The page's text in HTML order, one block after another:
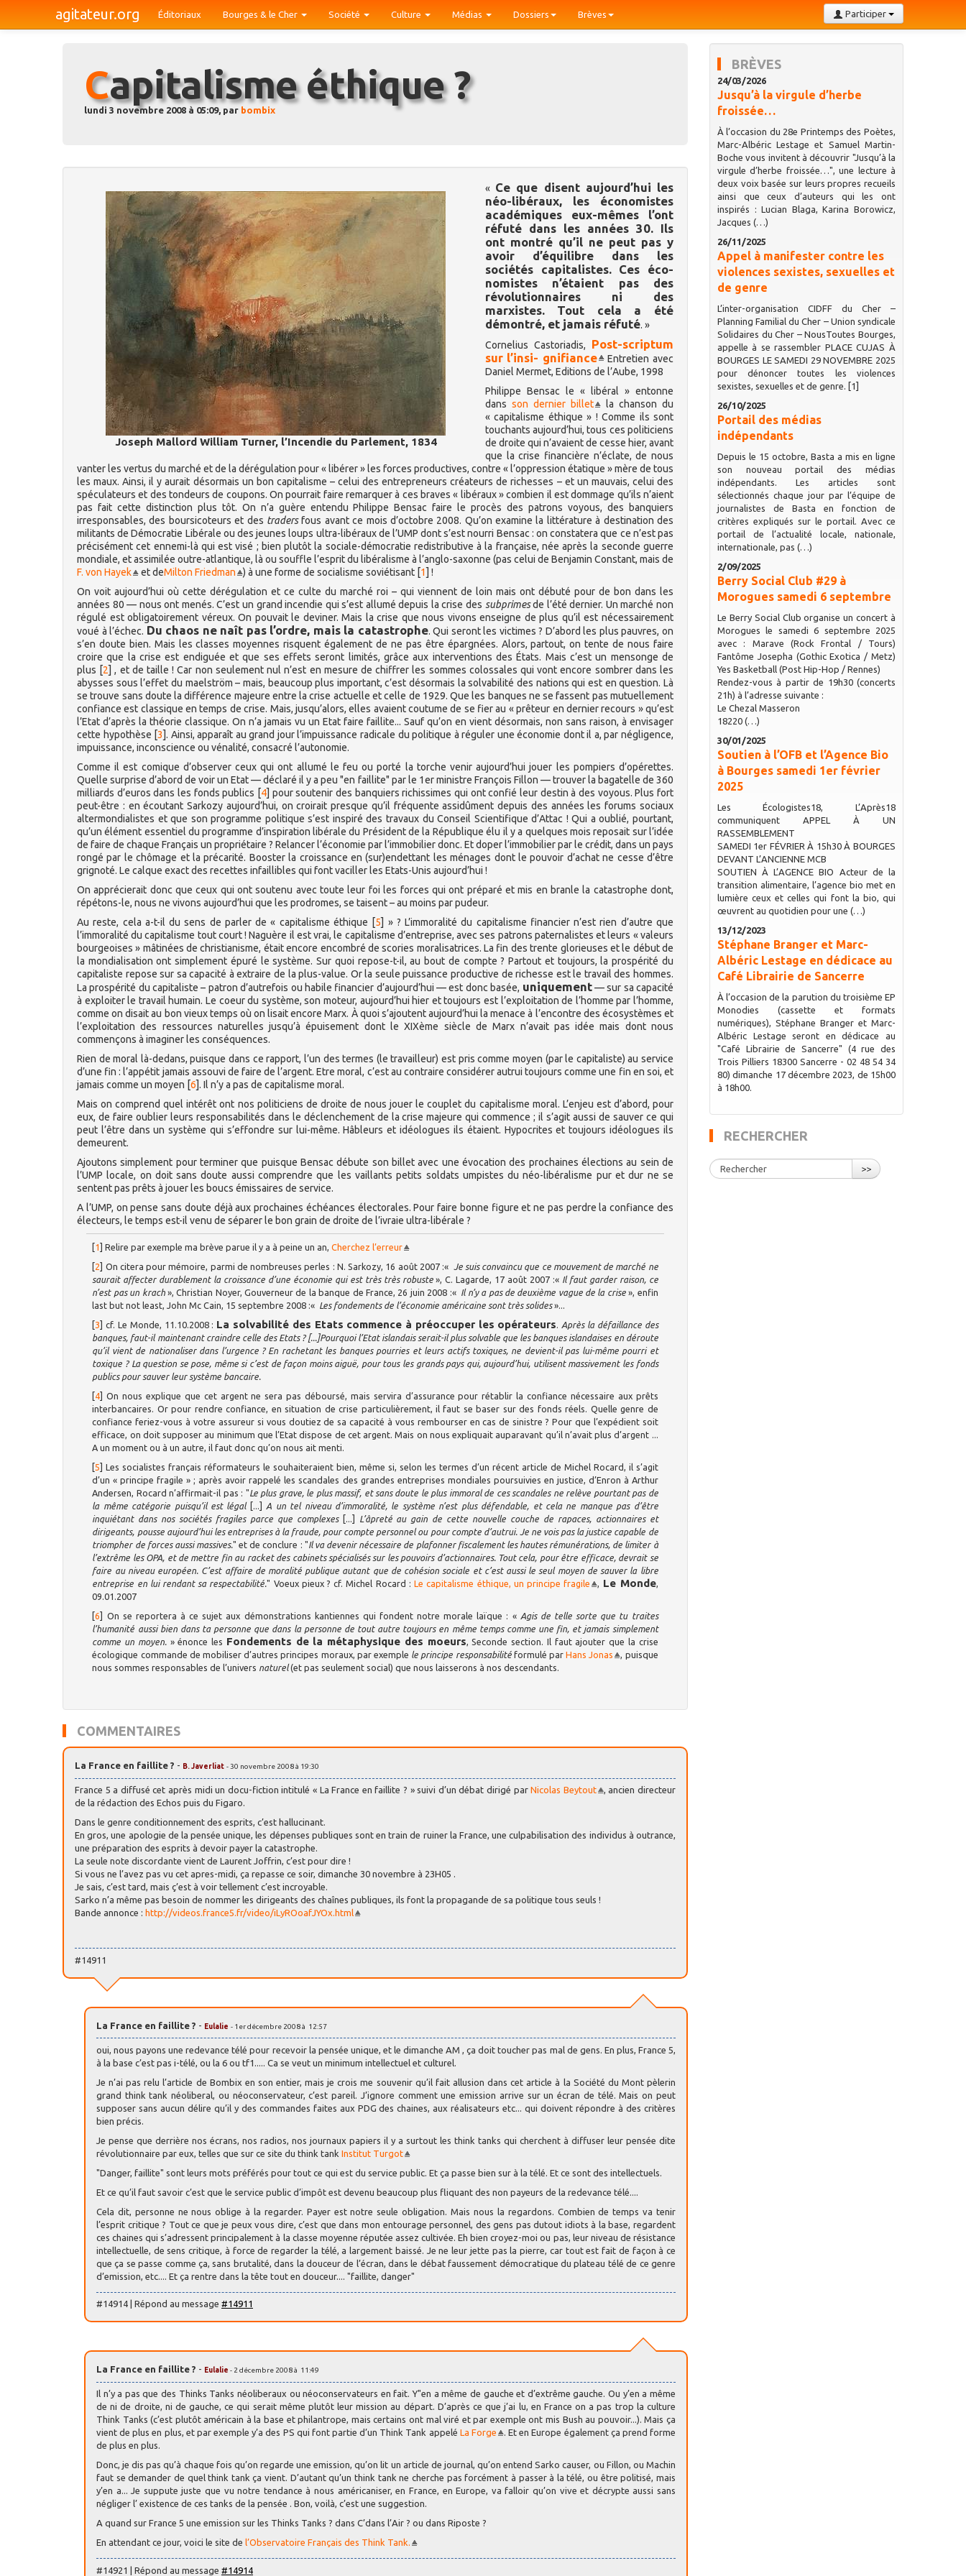
agitateur.org Participer
Éditoriaux Bourges & le Cher Société Culture Médias Dossiers Brèves
Capitalisme éthique ?
lundi 3 novembre 2008 à 05:09, par bombix
Joseph Mallord William Turner, l’Incendie du Parlement, 1834
« Ce que disent aujourd’hui les
néo-libéraux, les économistes
académiques eux-mêmes l’ont
réfuté dans les années 30. Ils
ont montré qu’il ne peut pas y
avoir d’équilibre dans les
sociétés capitalistes. Ces éco-
nomistes n’étaient pas des
révolutionnaires ni des
marxistes. Tout cela a été
démontré, et jamais réfuté. »
Cornelius Castoriadis, Post-scriptum
sur l’insi- gnifiance
Entretien avec
Daniel Mermet, Editions de l’Aube, 1998
Philippe Bensac le « libéral » entonne
dans son dernier billet
la chanson du
« capitalisme éthique » ! Comme ils sont
touchants aujourd’hui, tous ces politiciens
de droite qui n’avaient de cesse hier, avant
que la crise financière n’éclate, de nous
vanter les vertus du marché et de la dérégulation pour « libérer » les forces productives, contre « l’oppression étatique » mère de tous
les maux. Ainsi, il y aurait désormais un bon capitalisme – celui des entrepreneurs créateurs de richesses – et un mauvais, celui des
spéculateurs et des tondeurs de coupons. On pourrait faire remarquer à ces braves « libéraux » combien il est dommage qu’ils n’aient
pas fait cette distinction plus tôt. On n’a guère entendu Philippe Bensac faire le procès des patrons voyous, des banquiers
irresponsables, des boursicoteurs et des tradersfous avant ce mois d’octobre 2008. Qu’on examine la littérature à destination des
militants de Démocratie Libérale ou des jeunes loups ultra-libéraux de l’UMP dont s’est nourri Bensac : on constatera que ce n’est pas
précisément cet ennemi-là qui est visé ; bien plutôt la sociale-démocratie redistributive à la française, née après la seconde guerre
mondiale, et assimilée outre-atlantique, là ou souffle l’esprit du libéralisme à l’anglo-saxonne (pas celui de Benjamin Constant, mais de
F. von Hayek
et deMilton Friedman ) à une forme de socialisme soviétisant [1] !
On voit aujourd’hui où cette dérégulation et ce culte du marché roi – qui viennent de loin mais ont débuté pour de bon dans les
années 80 — nous ont menés. C’est un grand incendie qui s’est allumé depuis la crise des subprimesde l’été dernier. Un marché non
régulé est obligatoirement véreux. On pouvait le deviner. Mais la crise que nous vivons enseigne de plus qu’il est nécessairement
voué à l’échec. Du chaos ne naît pas l’ordre, mais la catastrophe. Qui seront les victimes ? D’abord les plus pauvres, on
s’en doute bien. Mais les classes moyennes risquent également de ne pas être épargnées. Alors, partout, on tente de nous faire
croire que la crise est endiguée et que ses effets seront limités, grâce aux interventions des États. Mais c’est un mensonge de
plus [2] , et de taille ! Car non seulement nul n’est en mesure de chiffrer les sommes colossales qui vont encore sombrer dans les
abysses sous l’effet du maelström – mais, beaucoup plus important, c’est désormais la solvabilité des nations qui est en question. Là
se trouve sans doute la différence majeure entre la crise actuelle et celle de 1929. Que les banques ne se fassent pas mutuellement
confiance est classique en temps de crise. Mais, jusqu’alors, elles avaient coutume de se fier au « prêteur en dernier recours » qu’est
l’Etat d’après la théorie classique. On n’a jamais vu un Etat faire faillite... Sauf qu’on en vient désormais, non sans raison, à envisager
cette hypothèse [3]. Ainsi, apparaît au grand jour l’impuissance radicale du politique à réguler une économie dont il a, par négligence,
impuissance, inconscience ou vénalité, consacré l’autonomie.
Comme il est comique d’observer ceux qui ont allumé le feu ou porté la torche venir aujourd’hui jouer les pompiers d’opérettes.
Quelle surprise d’abord de voir un Etat — déclaré il y a peu "en faillite" par le 1er ministre François Fillon — trouver la bagatelle de 360
milliards d’euros dans les fonds publics [4] pour soutenir des banquiers richissimes qui ont confié leur destin à des voyous. Plus fort
peut-être : en écoutant Sarkozy aujourd’hui, on croirait presque qu’il fréquente assidûment depuis des années les forums sociaux
altermondialistes et que son programme politique s’est inspiré des travaux du Conseil Scientifique d’Attac ! Qui a oublié, pourtant,
qu’un élément essentiel du programme d’inspiration libérale du Président de la République élu il y a quelques mois reposait sur l’idée
de faire de chaque Français un propriétaire ? Relancer l’économie par l’immobilier donc. Et doper l’immobilier par le crédit, dans un pays
rongé par le chômage et la précarité. Booster la croissance en (sur)endettant les ménages dont le pouvoir d’achat ne cesse d’être
grignoté. Le calque exact des recettes infaillibles qui font vaciller les Etats-Unis aujourd’hui !
On apprécierait donc que ceux qui ont soutenu avec toute leur foi les forces qui ont préparé et mis en branle la catastrophe dont,
répétons-le, nous ne vivons aujourd’hui que les prodromes, se taisent – au moins par pudeur.
Au reste, cela a-t-il du sens de parler de « capitalisme éthique [5] » ? L’immoralité du capitalisme financier n’est rien d’autre que
l’immoralité du capitalisme tout court ! Naguère il est vrai, le capitalisme d’entreprise, avec ses patrons paternalistes et leurs « valeurs
bourgeoises » mâtinées de christianisme, était encore encombré de scories moralisatrices. La fin des trente glorieuses et le début de
la mondialisation ont simplement épuré le système. Sur quoi repose-t-il, au bout de compte ? Partout et toujours, la prospérité du
capitaliste repose sur sa capacité à extraire de la plus-value. Or la seule puissance productive de richesse est le travail des hommes.
La prospérité du capitaliste – patron d’autrefois ou habile financier d’aujourd’hui — est donc basée, uniquement— sur sa capacité
à exploiter le travail humain. Le coeur du système, son moteur, aujourd’hui hier et toujours est l’exploitation de l’homme par l’homme,
comme on disait au bon vieux temps où on lisait encore Marx. À quoi s’ajoutent aujourd’hui la menace à l’encontre des écosystèmes et
l’exploitation des ressources naturelles jusqu’à épuisement dont le XIXème siècle de Marx n’avait pas idée mais dont nous
commençons à imaginer les conséquences.
Rien de moral là-dedans, puisque dans ce rapport, l’un des termes (le travailleur) est pris comme moyen (par le capitaliste) au service
d’une fin : l’appétit jamais assouvi de faire de l’argent. Etre moral, c’est au contraire considérer autrui toujours comme une fin en soi, et
jamais comme un moyen [6]. Il n’y a pas de capitalisme moral.
Mais on comprend quel intérêt ont nos politiciens de droite de nous jouer le couplet du capitalisme moral. L’enjeu est d’abord, pour
eux, de faire oublier leurs responsabilités dans le déclenchement de la crise majeure qui commence ; il s’agit aussi de sauver ce qui
peut l’être dans un système qui s’effondre sur lui-même. Hâbleurs et idéologues ils étaient. Hypocrites et toujours idéologues ils
demeurent.
Ajoutons simplement pour terminer que puisque Bensac débute son billet avec une évocation des prochaines élections au sein de
l’UMP locale, on doit sans doute aussi comprendre que les vaillants petits soldats umpistes du néo-libéralisme pur et dur ne se
sentent pas prêts à jouer les boucs émissaires de service.
A l’UMP, on pense sans doute déjà aux prochaines échéances électorales. Pour faire bonne figure et ne pas perdre la confiance des
électeurs, le temps est-il venu de séparer le bon grain de droite de l’ivraie ultra-libérale ?
1 ]Relire par exemple ma brève parue il y a à peine un an,Cherchez l’erreur
2 On citera pour mémoire, parmi de nombreuses perles : N. Sarkozy, 16 août 2007 :« Je suis convaincu que ce mouvement de marché ne
saurait affecter durablement la croissance d’une économie qui est très très robuste», C. Lagarde, 17 août 2007 :« Il faut garder raison, ce
n’est pas un krach», Christian Noyer, Gouverneur de la banque de France, 26 juin 2008 :« Il n’y a pas de deuxième vague de la crise», enfin
last but not least, John Mc Cain, 15 septembre 2008 :« Les fondements de l’économie américaine sont très solides»...
3 ]cf. Le Monde, 11.10.2008 : La solvabilité des Etats commence à préoccuper les opérateurs. Après la défaillance des
banques, faut-il maintenant craindre celle des Etats ? [...]Pourquoi l’Etat islandais serait-il plus solvable que les banques islandaises en déroute
qu’il vient de nationaliser dans l’urgence ? En rachetant les banques pourries et leurs actifs toxiques, ne devient-il pas lui-même pourri et
toxique ? La question se pose, même si c’est de façon moins aiguë, pour tous les grands pays qui, aujourd’hui, utilisent massivement les fonds
publics pour sauver leur système bancaire.
4 ]On nous explique que cet argent ne sera pas déboursé, mais servira d’assurance pour rétablir la confiance nécessaire aux prêts
interbancaires. Or pour rendre confiance, en situation de crise particulièrement, il faut se baser sur des fonds réels. Quelle genre de
confiance feriez-vous à votre assureur si vous doutiez de sa capacité à vous rembourser en cas de sinistre ? Pour que l’expédient soit
efficace, on doit supposer au minimum que l’Etat dispose de cet argent. Mais on nous expliquait auparavant qu’il n’avait plus d’argent ...
A un moment ou à un autre, il faut donc qu’on nous ait menti.
[5 ]Les socialistes français réformateurs le souhaiteraient bien, même si, selon les termes d’un récent article de Michel Rocard, il s’agit
d’un « principe fragile » ; après avoir rappelé les scandales des grandes entreprises mondiales poursuivies en justice, d’Enron à Arthur
Andersen, Rocard n’affirmait-il pas : "Le plus grave, le plus massif, et sans doute le plus immoral de ces scandales ne relève pourtant pas de
la même catégorie puisqu’il est légal[...] A un tel niveau d’immoralité, le système n’est plus défendable, et cela ne manque pas d’être
inquiétant dans nos sociétés fragiles parce que complexes[...]
L’âpreté au gain de cette nouvelle couche de rapaces, actionnaires et
dirigeants, pousse aujourd’hui les entreprises à la fraude, pour compte personnel ou pour compte d’autrui. Je ne vois pas la justice capable de
triompher de forces aussi massives." et de conclure : "Il va devenir nécessaire de plafonner fiscalement les hautes rémunérations, de limiter à
l’extrême les OPA, et de mettre fin au racket des cabinets spécialisés sur les pouvoirs d’actionnaires. Tout cela, pour être efficace, devrait se
faire au niveau européen. C’est affaire de moralité publique autant que de cohésion sociale et c’est aussi le seul moyen de sauver la libre
entreprise en lui rendant sa respectabilité." Voeux pieux ? cf. Michel Rocard :Le capitalisme éthique, un principe fragile , Le Monde,
09.01.2007
[6 On se reportera à ce sujet aux démonstrations kantiennes qui fondent notre morale laïque : « Agis de telle sorte que tu traites
l’humanité aussi bien dans ta personne que dans la personne de tout autre toujours en même temps comme une fin, et jamais simplement
comme un moyen.» énonce les Fondements de la métaphysique des moeurs, Seconde section. Il faut ajouter que la crise
écologique commande de mobiliser d’autres principes moraux, par exemple le principe responsabilitéformulé parHans Jonas
, puisque
nous sommes responsables de l’univers naturel(et pas seulement social) que nous laisserons à nos descendants.
COMMENTAIRES
La France en faillite ? - B. Javerliat - 30 novembre 2008 à 19:30
France 5 a diffusé cet après midi un docu-fiction intitulé « La France en faillite ? » suivi d’un débat dirigé parNicolas Beytout
, ancien directeur
de la rédaction des Echos puis du Figaro.
Dans le genre conditionnement des esprits, c’est hallucinant.
En gros, une apologie de la pensée unique, les dépenses publiques sont en train de ruiner la France, une culpabilisation des individus à outrance,
une préparation des esprits à devoir payer la catastrophe.
La seule note discordante vient de Laurent Joffrin, c’est pour dire !
Si vous ne l’avez pas vu cet apres-midi, ça repasse ce soir, dimanche 30 novembre à 23H05 .
Je sais, c’est tard, mais ç’est à voir tellement c’est incroyable.
Sarko n’a même pas besoin de nommer les dirigeants des chaînes publiques, ils font la propagande de sa politique tous seuls !
Bande annonce : http://videos.france5.fr/video/iLyROoafJYOx.html
#14911
La France en faillite ? - Eulalie - 1er décembre 2008 à 12:57
oui, nous payons une redevance télé pour recevoir la pensée unique, et le dimanche AM , ça doit toucher pas mal de gens. En plus, France 5,
à la base c’est pas i-télé, ou la 6 ou tf1..... Ca se veut un minimum intellectuel et culturel.
Je n’ai pas relu l’article de Bombix en son entier, mais je crois me souvenir qu’il fait allusion dans cet article à la Société du Mont pèlerin
grand think tank néoliberal, ou néoconservateur, c’est pareil. J’ignore comment une emission arrive sur un écran de télé. Mais on peut
supposer sans aucun délire qu’il y des commandes faites aux PDG des chaines, aux réalisateurs etc... qui doivent répondre à des critères
bien précis.
Je pense que derrière nos écrans, nos radios, nos journaux papiers il y a surtout les think tanks qui cherchent à diffuser leur pensée dite
révolutionnaire par eux, telles que sur ce site du think tank Institut Turgot
"Danger, faillite" sont leurs mots préférés pour tout ce qui est du service public. Et ça passe bien sur à la télé. Et ce sont des intellectuels.
Et ce qu’il faut savoir c’est que le service public d’impôt est devenu beaucoup plus fliquant des non payeurs de la redevance télé....
Cela dit, personne ne nous oblige à la regarder. Payer est notre seule obligation. Mais nous la regardons. Combien de temps va tenir
l’esprit critique ? Tout ce que je peux vous dire, c’est que dans mon entourage personnel, des gens pas dutout idiots à la base, regardent
ces chaines qui s’adressent principalement à la classe moyenne réputée assez cultivée. Eh bien croyez-moi ou pas, leur niveau de résistance
intellectuelle, de sens critique, à force de regarder la télé, a largement baissé. Je ne leur jette pas la pierre, car tout est fait de façon à ce
que ça se passe comme ça, sans brutalité, dans la douceur de l’écran, dans le débat faussement démocratique du plateau télé de ce genre
d’emission, etc.... Et ça rentre dans la tête tout en douceur.... "faillite, danger"
#14914 | Répond au message #14911
La France en faillite ? - Eulalie - 2 décembre 2008 à 11:49
Il n’y a pas que des Thinks Tanks néoliberaux ou néoconservateurs en fait. Y"en a même de gauche et d’extrême gauche. Ou y’en a même
de ni de droite, ni de gauche, ce qui serait même plutôt leur mission au départ. D’après ce que j’ai lu, en France on a pas trop la culture
Think Tanks (c’est plutôt américain à la base et philantrope, mais certains ont mal viré et par exemple ont mis Bush au pouvoir...). Mais ça
vient de plus en plus, et par exemple y’a des PS qui font partie d’un Think Tank appelé La Forge
. Et en Europe également ça prend forme
de plus en plus.
Donc, je dis pas qu’à chaque fois qu’on regarde une emission, qu’on lit un article de journal, qu’on entend Sarko causer, ou Fillon, ou Machin
faut se demander de quel think tank ça vient. D’autant qu’un think tank ne cherche pas forcément à passer à la télé, ou être politisé, mais
y’en a... Je suppute juste que vu notre tendance à nous américaniser, en France, en Europe, va falloir qu’on vive et décrypte aussi sans
négliger l’ existence de ces tanks de la pensée . Bon, voilà, c’est une suggestion.
A quand sur France 5 une emission sur les Thinks Tanks ? dans C’dans l’Air ? ou dans Riposte ?
En attendant ce jour, voici le site de l’Observatoire Français des Think Tank.
#14921 | Répond au message #14914
BRÈVES
24/03/2026
Jusqu’à la virgule d’herbe
froissée…
À l’occasion du 28e Printemps des Poètes,
Marc-Albéric Lestage et Samuel Martin-
Boche vous invitent à découvrir "Jusqu’à la
virgule d’herbe froissée…", une lecture à
deux voix basée sur leurs propres recueils
ainsi que ceux d’auteurs qui les ont
inspirés : Lucian Blaga, Karina Borowicz,
Jacques (…)
26/11/2025
Appel à manifester contre les
violences sexistes, sexuelles et
de genre
L’inter-organisation CIDFF du Cher –
Planning Familial du Cher – Union syndicale
Solidaires du Cher – NousToutes Bourges,
appelle à se rassembler PLACE CUJAS À
BOURGES LE SAMEDI 29 NOVEMBRE 2025
pour dénoncer toutes les violences
sexistes, sexuelles et de genre. [1]
26/10/2025
Portail des médias
indépendants
Depuis le 15 octobre, Basta a mis en ligne
son nouveau portail des médias
indépendants. Les articles sont
sélectionnés chaque jour par l’équipe de
journalistes de Basta en fonction de
critères expliqués sur le portail. Avec ce
portail de l’actualité locale, nationale,
internationale, pas (…)
2/09/2025
Berry Social Club #29 à
Morogues samedi 6 septembre
Le Berry Social Club organise un concert à
Morogues le samedi 6 septembre 2025
avec : Marave (Rock Frontal / Tours)
Fantôme Josepha (Gothic Exotica / Metz)
Yes Basketball (Post Hip-Hop / Rennes)
Rendez-vous à partir de 19h30 (concerts
21h) à l’adresse suivante :
Le Chezal Masseron
18220 (…)
30/01/2025
Soutien à l’OFB et l’Agence Bio
à Bourges samedi 1er février
2025
Les Écologistes18, L’Après18
communiquent APPEL À UN
RASSEMBLEMENT
SAMEDI 1er FÉVRIER À 15h30 À BOURGES
DEVANT L’ANCIENNE MCB
SOUTIEN À L’AGENCE BIO Acteur de la
transition alimentaire, l’agence bio met en
lumière ceux et celles qui font la bio, qui
œuvrent au quotidien pour une (…)
13/12/2023
Stéphane Branger et Marc-
Albéric Lestage en dédicace au
Café Librairie de Sancerre
À l’occasion de la parution du troisième EP
Monodies (cassette et formats
numériques), Stéphane Branger et Marc-
Albéric Lestage seront en dédicace au
"Café Librairie de Sancerre" (4 rue des
Trois Pilliers 18300 Sancerre - 02 48 54 34
80) dimanche 17 décembre 2023, de 15h00
à 18h00.
RECHERCHER
>>